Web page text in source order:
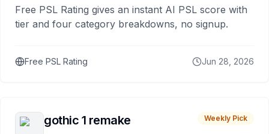
Free PSL Rating gives an instant AI PSL score with
tier and four category breakdowns, no signup.
Free PSL Rating Jun 28, 2026
gothic 1 remake Weekly Pick